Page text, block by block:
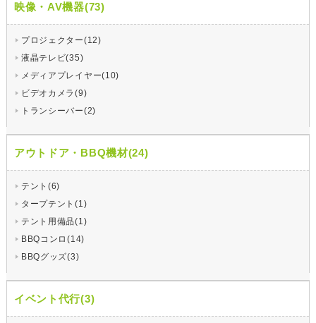
映像・AV機器(73)
プロジェクター(12)
液晶テレビ(35)
メディアプレイヤー(10)
ビデオカメラ(9)
トランシーバー(2)
アウトドア・BBQ機材(24)
テント(6)
タープテント(1)
テント用備品(1)
BBQコンロ(14)
BBQグッズ(3)
イベント代行(3)